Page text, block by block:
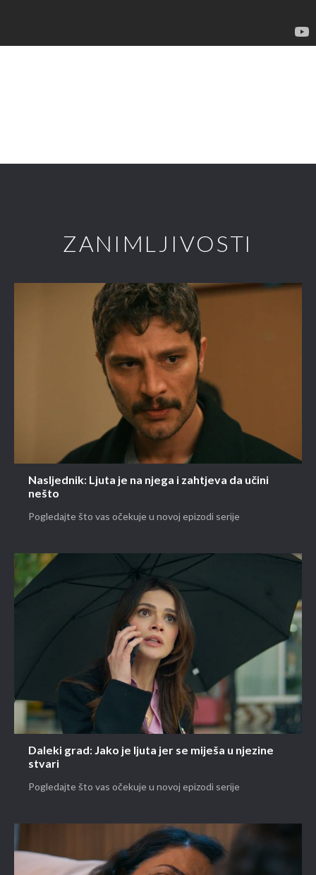
ZANIMLJIVOSTI
Nasljednik: Ljuta je na njega i zahtjeva da učini
nešto
Pogledajte što vas očekuje u novoj epizodi serije
Daleki grad: Jako je ljuta jer se miješa u njezine
stvari
Pogledajte što vas očekuje u novoj epizodi serije